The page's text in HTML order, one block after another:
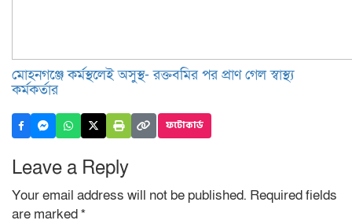
মোহনগঞ্জে কর্মস্থলেই অসুস্থ- রক্তবমির পর প্রাণ গেল স্বাস্থ্য
কর্মকর্তার
ফটোকার্ড
Leave a Reply
Your email address will not be published. Required fields
are marked*